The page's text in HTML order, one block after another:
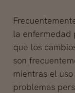
la enfermedad
que los
son
mientras el
problemas